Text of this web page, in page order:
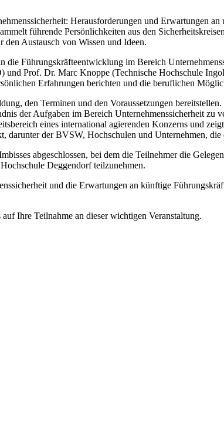
Herausforderungen und Erwartungen
führende Persönlichkeiten aus den
Austausch von Wissen und Ideen.
Führungskräfteentwicklung im Bereich
Prof. Dr. Marc Knoppe (Technische Hochschule
Erfahrungen berichten und die beruflichen
den Terminen und den Voraussetzungen
der Aufgaben im Bereich Unternehmenssicherheit
eines international agierenden Konzerns und
darunter der BVSW, Hochschulen und Unternehmen,
abgeschlossen, bei dem die Teilnehmer die
Deggendorf teilzunehmen.
und die Erwartungen an künftige
Ihre Teilnahme an dieser wichtigen Veranstaltung.